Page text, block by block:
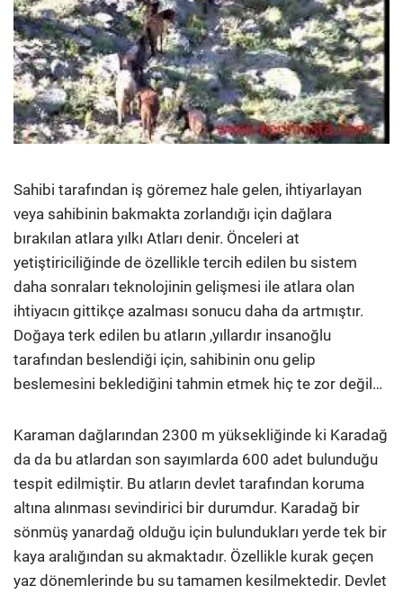
Sahibi tarafından iş göremez hale gelen, ihtiyarlayan
veya sahibinin bakmakta zorlandığı için dağlara
bırakılan atlara yılkı Atları denir. Önceleri at
yetiştiriciliğinde de özellikle tercih edilen bu sistem
daha sonraları teknolojinin gelişmesi ile atlara olan
ihtiyacın gittikçe azalması sonucu daha da artmıştır.
Doğaya terk edilen bu atların ,yıllardır insanoğlu
tarafından beslendiği için, sahibinin onu gelip
beslemesini beklediğini tahmin etmek hiç te zor değil…
Karaman dağlarından 2300 m yüksekliğinde ki Karadağ
da da bu atlardan son sayımlarda 600 adet bulunduğu
tespit edilmiştir. Bu atların devlet tarafından koruma
altına alınması sevindirici bir durumdur. Karadağ bir
sönmüş yanardağ olduğu için bulundukları yerde tek bir
kaya aralığından su akmaktadır. Özellikle kurak geçen
yaz dönemlerinde bu su tamamen kesilmektedir. Devlet